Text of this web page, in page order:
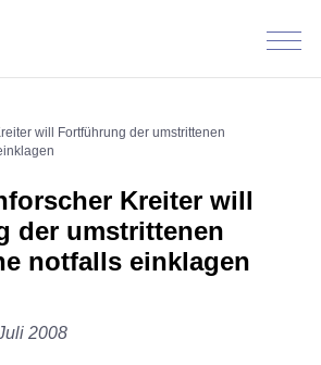
Menü
will Fortführung der umstrittenen
Kreiter will
der umstrittenen
notfalls einklagen
2008